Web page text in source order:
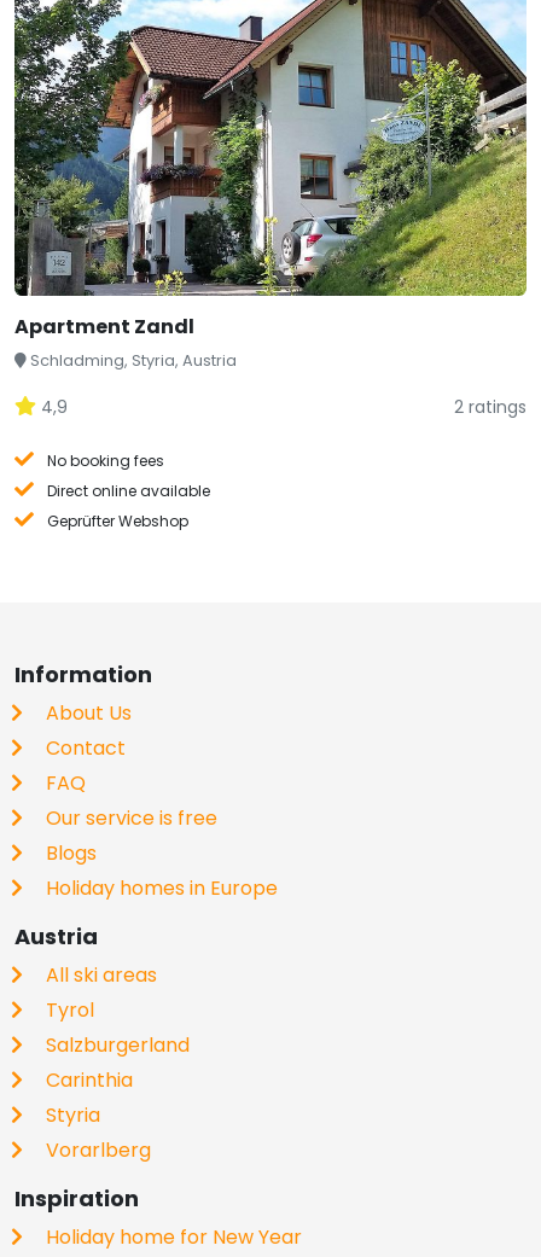
Apartment Zandl
Schladming, Styria, Austria
4,9 2 ratings
No booking fees
Direct online available
Geprüfter Webshop
Information
About Us
Contact
FAQ
Our service is free
Blogs
Holiday homes in Europe
Austria
All ski areas
Tyrol
Salzburgerland
Carinthia
Styria
Vorarlberg
Inspiration
Holiday home for New Year